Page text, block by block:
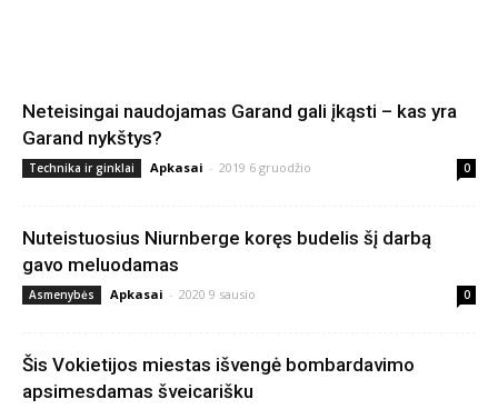
Neteisingai naudojamas Garand gali įkąsti – kas yra
Garand nykštys?
Technika ir ginklai Apkasai - 2019 6 gruodžio 0
Nuteistuosius Niurnberge koręs budelis šį darbą
gavo meluodamas
Asmenybės Apkasai - 2020 9 sausio 0
Šis Vokietijos miestas išvengė bombardavimo
apsimesdamas šveicarišku